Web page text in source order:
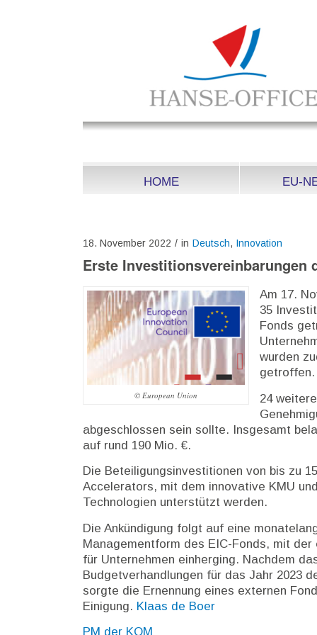
HOME EU-
18. November 2022 / in Deutsch, Innovation
Erste Investitionsvereinbarungen
© European Union
Am 17.
35
Fonds
wurden
getroffen.
24
abgeschlossen sein sollte. Insgesamt
auf rund 190 Mio. €.
Die Beteiligungsinvestitionen von bis zu
Accelerators, mit dem innovative KMU
Technologien unterstützt werden.
Die Ankündigung folgt auf eine
Managementform des EIC-Fonds, mit
für Unternehmen einherging. Nachdem
Budgetverhandlungen für das Jahr 2023
sorgte die Ernennung eines externen
Einigung. Klaas de Boer
PM der KOM